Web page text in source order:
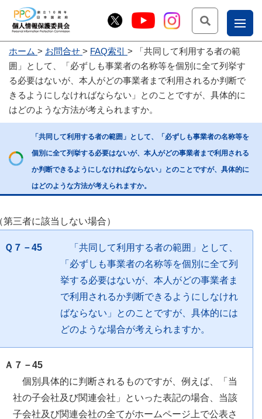
お
問
こー
じょ
ー部
ホーム お問合せ FAQ索引
「共同して利用する者の範
囲」として、「必ずしも事業者の名称等を個別に全て列挙す
る必要はないが、本人がどの事業者まで利用されるか判断で
きるようにしなければならない」とのことですが、具体的に
はどのような方法が考えられますか。
「共同して利用する者の範囲」として、「必ずしも事業者の名称等を
個別に全て列挙する必要はないが、本人がどの事業者まで利用される
か判断できるようにしなければならない」とのことですが、具体的に
はどのような方法が考えられますか。
第三者に該当しない場合）
Ｑ７－45
「共同して利用する者の範囲」として、
「必ずしも事業者の名称等を個別に全て列
挙する必要はないが、本人がどの事業者ま
で利用されるか判断できるようにしなけれ
ばならない」とのことですが、具体的には
どのような場合が考えられますか。
Ａ７－45
個別具体的に判断されるものですが、例えば、「当
社の子会社及び関連会社」といった表記の場合、当該
子会社及び関連会社の全てがホームページ上で公表さ